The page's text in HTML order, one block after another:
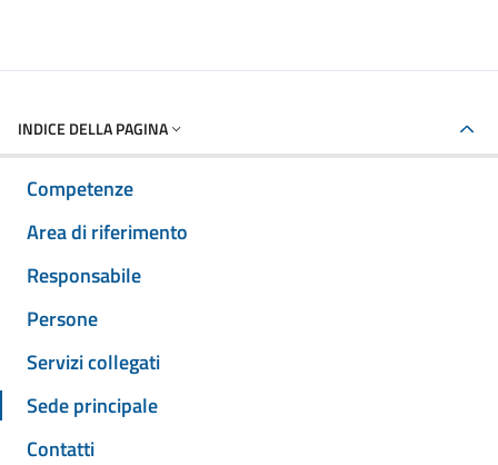
INDICE DELLA PAGINA
Competenze
Area di riferimento
Responsabile
Persone
Servizi collegati
Sede principale
Contatti